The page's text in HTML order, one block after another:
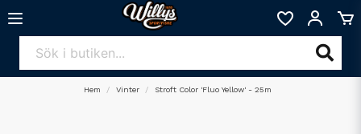
Hem Vinter Stroft Color 'Fluo Yellow' - 25m